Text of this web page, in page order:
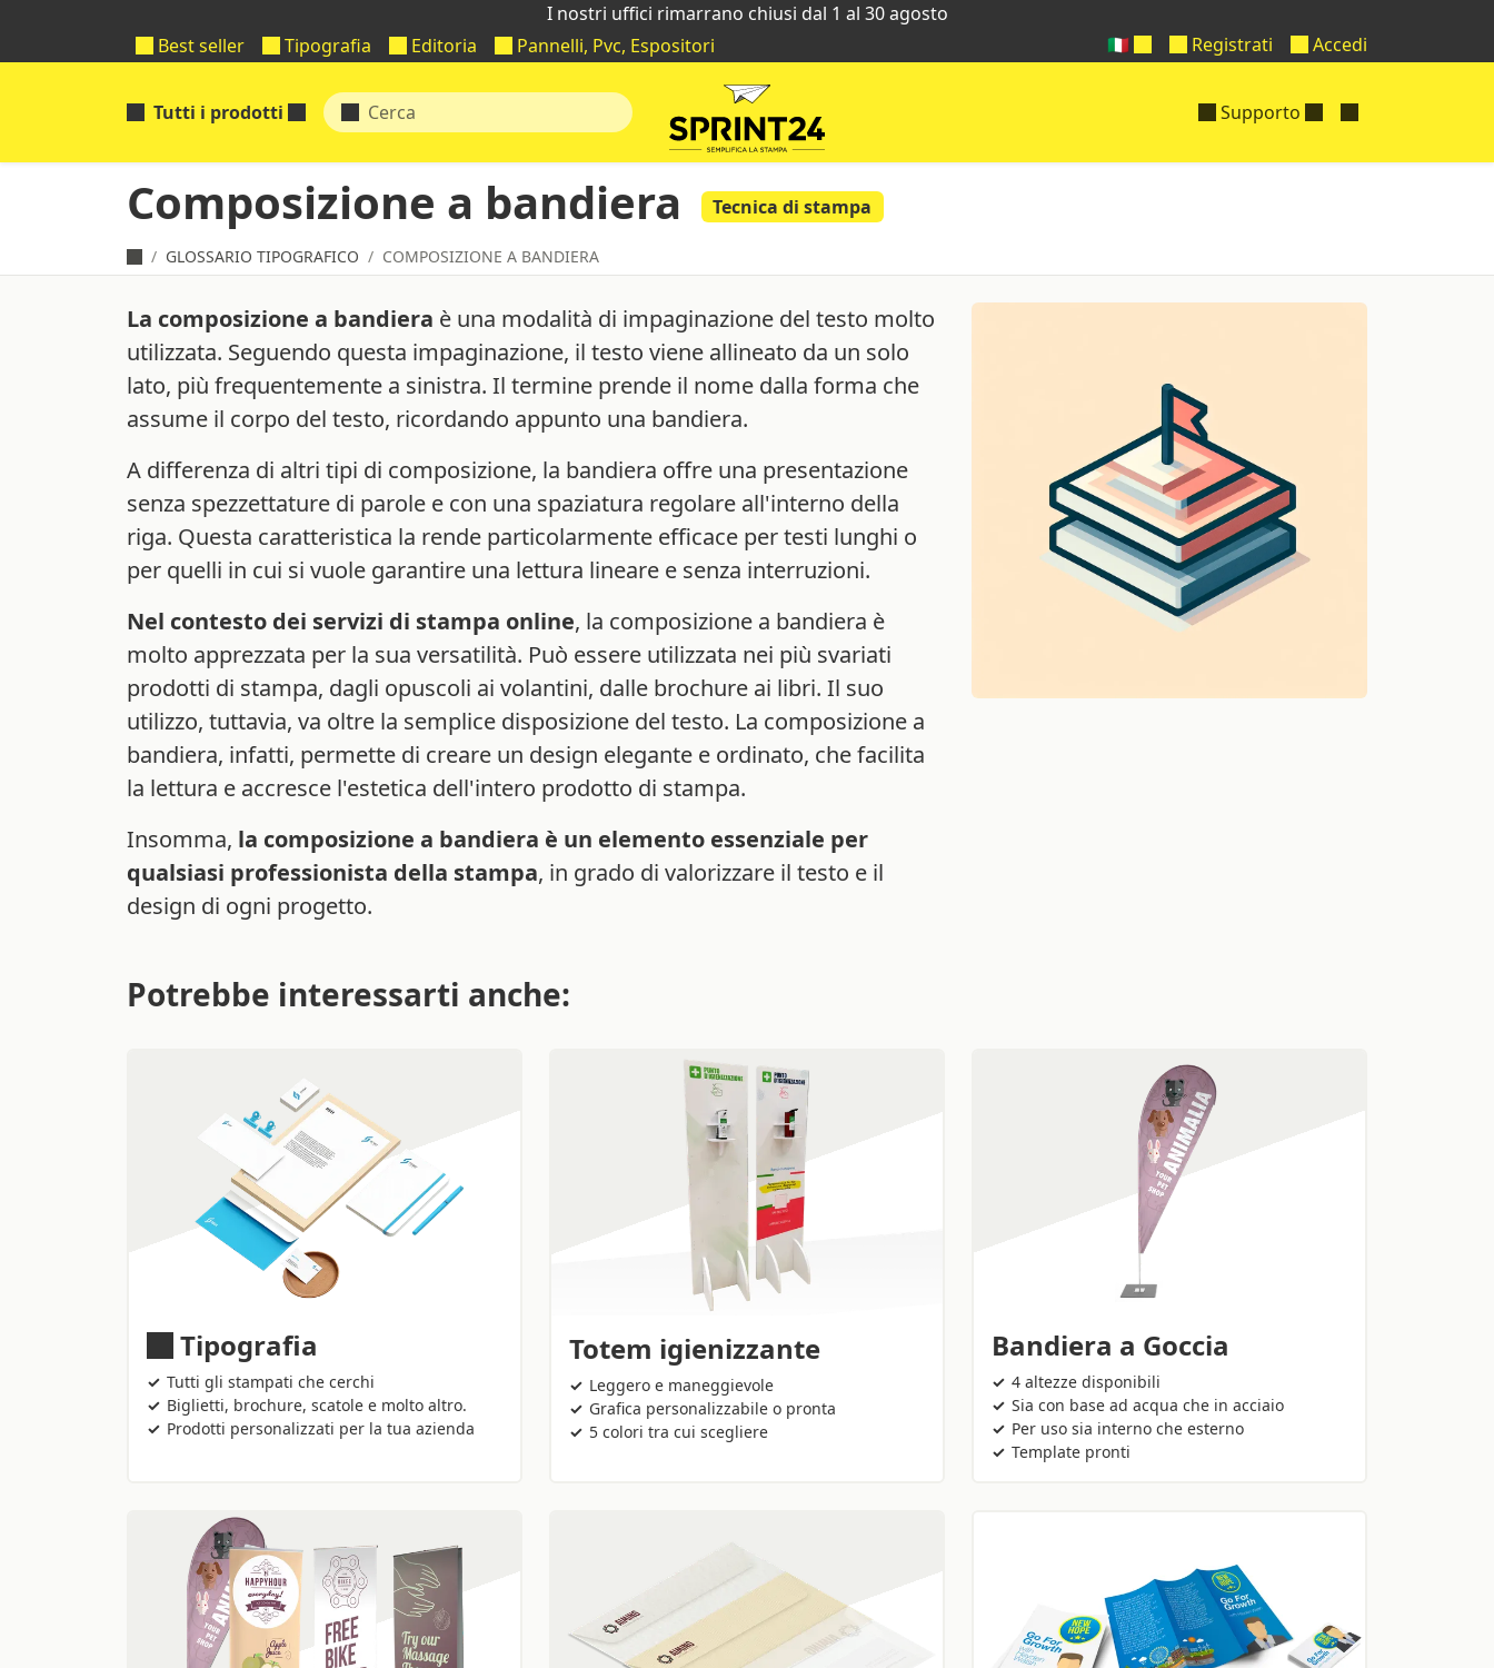
I nostri uffici rimarrano chiusi dal 1 al 30 agosto
Best seller
Tipografia Editoria Pannelli, Pvc, Espositori Registrati Accedi
🇮🇹
Tutti i prodotti Supporto
Composizione a bandiera Tecnica di stampa
GLOSSARIO TIPOGRAFICO COMPOSIZIONE A BANDIERA
La composizione a bandiera è una modalità di impaginazione del testo molto
utilizzata. Seguendo questa impaginazione, il testo viene allineato da un solo
lato, più frequentemente a sinistra. Il termine prende il nome dalla forma che
assume il corpo del testo, ricordando appunto una bandiera.
A differenza di altri tipi di composizione, la bandiera offre una presentazione
senza spezzettature di parole e con una spaziatura regolare all'interno della
riga. Questa caratteristica la rende particolarmente efficace per testi lunghi o
per quelli in cui si vuole garantire una lettura lineare e senza interruzioni.
Nel contesto dei servizi di stampa online, la composizione a bandiera è
molto apprezzata per la sua versatilità. Può essere utilizzata nei più svariati
prodotti di stampa, dagli opuscoli ai volantini, dalle brochure ai libri. Il suo
utilizzo, tuttavia, va oltre la semplice disposizione del testo. La composizione a
bandiera, infatti, permette di creare un design elegante e ordinato, che facilita
la lettura e accresce l'estetica dell'intero prodotto di stampa.
Insomma, la composizione a bandiera è un elemento essenziale per
qualsiasi professionista della stampa, in grado di valorizzare il testo e il
design di ogni progetto.
Potrebbe interessarti anche:
Tipografia
Tutti gli stampati che cerchi
Biglietti, brochure, scatole e molto altro.
Prodotti personalizzati per la tua azienda
Totem igienizzante
Leggero e maneggievole
Grafica personalizzabile o pronta
5 colori tra cui scegliere
Bandiera a Goccia
4 altezze disponibili
Sia con base ad acqua che in acciaio
Per uso sia interno che esterno
Template pronti